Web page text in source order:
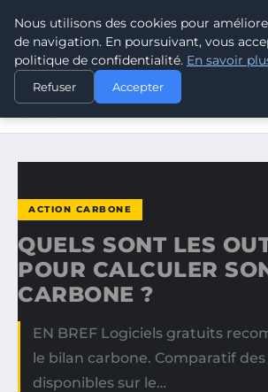
CLIMATE RESPONSE
ACCUEIL
ACTION CARBONE
QUELS SONT LES OUTILS POUR
ACTION CARBONE
QUELS SONT LES
POUR CALCULER
CARBONE ?
EN BREF Logiciels gratuits
le bilan carbone. Comparatif
disponibles sur le…
Nous utilisons des cookies pour
de navigation. En poursuivant, vous
politique de confidentialité. En savoir
Refuser Accepter